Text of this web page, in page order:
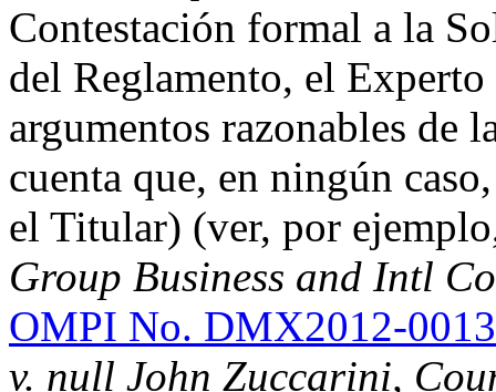
Contestación formal a la
del Reglamento, el
argumentos razonables de
cuenta que, en ningún
el Titular) (ver, por
Group Business and Intl
OMPI No. DMX2012-0013
v. null John Zuccarini,